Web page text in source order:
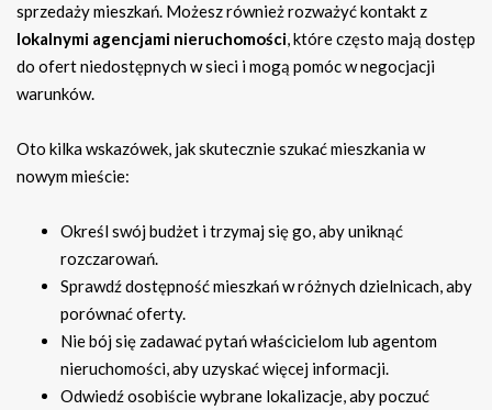
sprzedaży mieszkań. Możesz również rozważyć kontakt z
lokalnymi agencjami nieruchomości, które często mają dostęp
do ofert niedostępnych w sieci i mogą pomóc w negocjacji
warunków.
Oto kilka wskazówek, jak skutecznie szukać mieszkania w
nowym mieście:
Określ swój budżet i trzymaj się go, aby uniknąć
rozczarowań.
Sprawdź dostępność mieszkań w różnych dzielnicach, aby
porównać oferty.
Nie bój się zadawać pytań właścicielom lub agentom
nieruchomości, aby uzyskać więcej informacji.
Odwiedź osobiście wybrane lokalizacje, aby poczuć